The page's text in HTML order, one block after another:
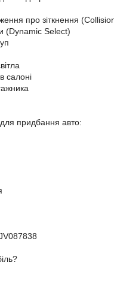
про зіткнення
(Dynamic Select)
салоні
придбання авто: